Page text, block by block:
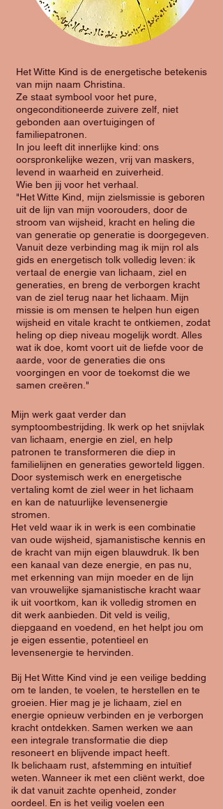
Het Witte Kind is de energetische betekenis
van mijn naam Christina.
Ze staat symbool voor het pure,
ongeconditioneerde zuivere zelf, niet
gebonden aan overtuigingen of
familiepatronen.
In jou leeft dit innerlijke kind: ons
oorspronkelijke wezen, vrij van maskers,
levend in waarheid en zuiverheid.
Wie ben jij voor het verhaal.
"Het Witte Kind, mijn zielsmissie is geboren
uit de lijn van mijn voorouders, door de
stroom van wijsheid, kracht en heling die
van generatie op generatie is doorgegeven.
Vanuit deze verbinding mag ik mijn rol als
gids en energetisch tolk volledig leven: ik
vertaal de energie van lichaam, ziel en
generaties, en breng de verborgen kracht
van de ziel terug naar het lichaam. Mijn
missie is om mensen te helpen hun eigen
wijsheid en vitale kracht te ontkiemen, zodat
heling op diep niveau mogelijk wordt. Alles
wat ik doe, komt voort uit de liefde voor de
aarde, voor de generaties die ons
voorgingen en voor de toekomst die we
samen creëren."
Mijn werk gaat verder dan
symptoombestrijding. Ik werk op het snijvlak
van lichaam, energie en ziel, en help
patronen te transformeren die diep in
familielijnen en generaties geworteld liggen.
Door systemisch werk en energetische
vertaling komt de ziel weer in het lichaam
en kan de natuurlijke levensenergie
stromen.
Het veld waar ik in werk is een combinatie
van oude wijsheid, sjamanistische kennis en
de kracht van mijn eigen blauwdruk. Ik ben
een kanaal van deze energie, en pas nu,
met erkenning van mijn moeder en de lijn
van vrouwelijke sjamanistische kracht waar
ik uit voortkom, kan ik volledig stromen en
dit werk aanbieden. Dit veld is veilig,
diepgaand en voedend, en het helpt jou om
je eigen essentie, potentieel en
levensenergie te hervinden.
Bij Het Witte Kind vind je een veilige bedding
om te landen, te voelen, te herstellen en te
groeien. Hier mag je je lichaam, ziel en
energie opnieuw verbinden en je verborgen
kracht ontdekken. Samen werken we aan
een integrale transformatie die diep
resoneert en blijvende impact heeft.
Ik belichaam rust, afstemming en intuïtief
weten. Wanneer ik met een cliënt werkt, doe
ik dat vanuit zachte openheid, zonder
oordeel. En is het veilig voelen een